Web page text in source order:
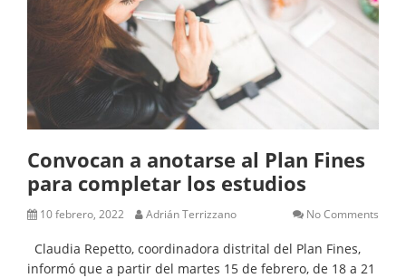
Convocan a anotarse al Plan Fines
para completar los estudios
10 febrero, 2022 Adrián Terrizzano No Comments
Claudia Repetto, coordinadora distrital del Plan Fines,
informó que a partir del martes 15 de febrero, de 18 a 21